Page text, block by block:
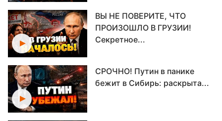
ВЫ НЕ ПОВЕРИТЕ, ЧТО
ПРОИЗОШЛО В ГРУЗИИ!
Секретное...
СРОЧНО! Путин в панике
бежит в Сибирь: раскрыта...